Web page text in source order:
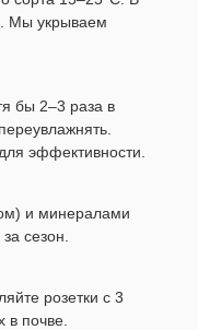
Мы укрываем
бы 2–3 раза в
эффективности.
и минералами
сезон.
розетки с 3
в почве.